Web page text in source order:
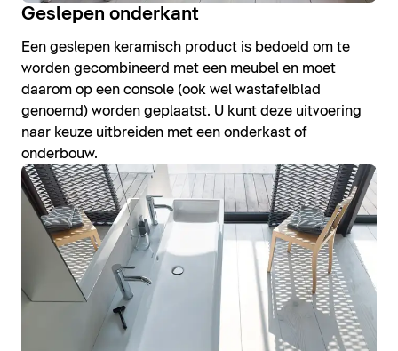
Geslepen onderkant
Een geslepen keramisch product is bedoeld om te
worden gecombineerd met een meubel en moet
daarom op een console (ook wel wastafelblad
genoemd) worden geplaatst. U kunt deze uitvoering
naar keuze uitbreiden met een onderkast of
onderbouw.